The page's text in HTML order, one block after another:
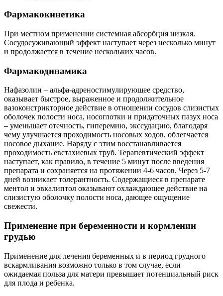
Фармакокинетика
При местном применении системная абсорбция низкая.
Сосудосуживающий эффект наступает через несколько минут
и продолжается в течение нескольких часов.
Фармакодинамика
Нафазолин – альфа-адреностимулирующее средство,
оказывает быстрое, выраженное и продолжительное
вазоконстрикторное действие в отношении сосудов слизистых
оболочек полости носа, носоглотки и придаточных пазух носа
– уменьшает отечность, гиперемию, экссудацию, благодаря
чему улучшается проходимость носовых ходов, облегчается
носовое дыхание. Наряду с этим восстанавливается
проходимость евстахиевых труб. Терапевтический эффект
наступает, как правило, в течение 5 минут после введения
препарата и сохраняется на протяжении 4-6 часов. Через 5-7
дней возникает толерантность. Содержащиеся в препарате
ментол и эвкалиптол оказывают охлаждающее действие на
слизистую оболочку полости носа, дающее ощущение
свежести.
Применение при беременности и кормлении
грудью
Применение для лечения беременных и в период грудного
вскармливания возможно только в том случае, если
ожидаемая польза для матери превышает потенциальный риск
для плода и ребенка.